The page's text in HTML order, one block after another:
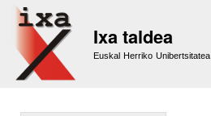
Ixa taldea
Euskal Herriko Unibertsitatea